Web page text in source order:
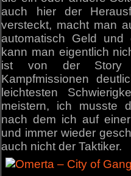
auch hier der
versteckt, macht man
automatisch Geld und
kann man eigentlich
ist von der Story
Kampfmissionen
leichtesten
meistern, ich musste
nach dem ich auf
und immer wieder
auch nicht der Taktiker.